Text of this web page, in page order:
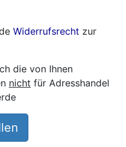
Widerrufsrecht zur
die von Ihnen
nicht für Adresshandel